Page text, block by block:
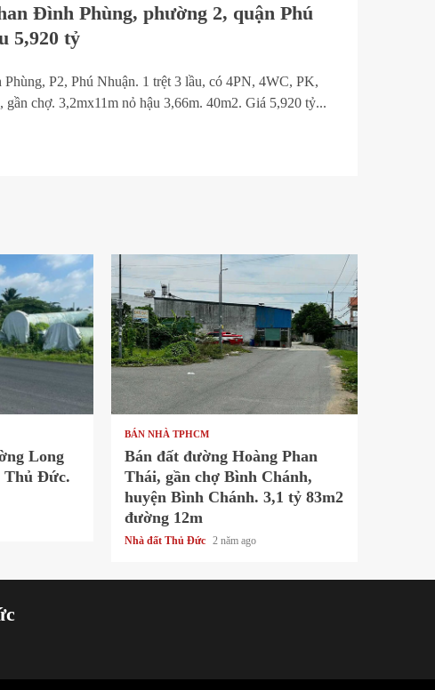
Đình Phùng, phường 2, quận Phú
5,920 tỷ
P2, Phú Nhuận. 1 trệt 3 lầu, có 4PN, 4WC, PK,
gần chợ. 3,2mx11m nỏ hậu 3,66m. 40m2. Giá 5,920 tỷ...
Long
Thủ Đức.
BÁN NHÀ TPHCM
Bán đất đường Hoàng Phan
Thái, gần chợ Bình Chánh,
huyện Bình Chánh. 3,1 tỷ 83m2
đường 12m
Nhà đất Thủ Đức 2 năm ago